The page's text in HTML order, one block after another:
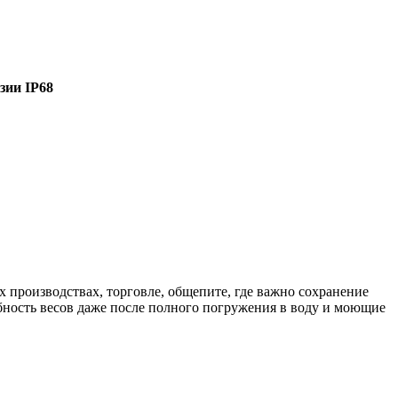
IP68
торговле, общепите, где важно сохранение
весов даже после полного погружения в воду и моющие